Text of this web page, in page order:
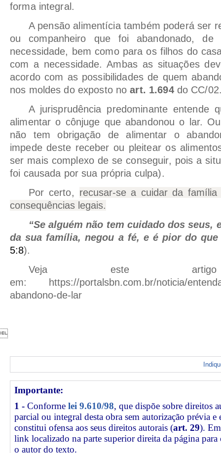
forma integral.
A pensão alimentícia também poderá ser
ou companheiro que foi abandonado,
necessidade, bem como para os filhos do
com a necessidade. Ambas as situações
acordo com as possibilidades de quem
nos moldes do exposto noart. 1.694do CC/
A jurisprudência predominante entende
alimentar o cônjuge que abandonou o lar.
não tem obrigação de alimentar o
impede deste receber ou pleitear os
ser mais complexo de se conseguir, pois a
foi causada por sua própria culpa).
Por certo, recusar-se a cuidar da
consequências legais.
“Se alguém não tem cuidado dos seus,
da sua família, negou a fé, e é pior do
5:8).
Veja este artigo
em: https://portalsbn.com.br/noticia/
abandono-de-lar
Importante:
1 - Conforme lei 9.610/98, que dispõe sobre direitos
parcial ou integral desta obra sem autorização prévia e
constitui ofensa aos seus direitos autorais (art. 29).
link localizado na parte superior direita da página
o autor do texto.